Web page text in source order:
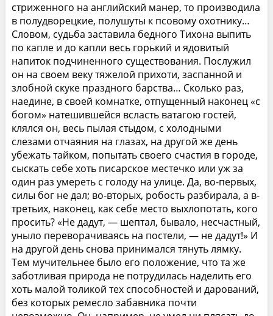
стриженного на английский манер, то производила
в полудворецкие, полушуты к псовому охотнику…
Словом, судьба заставила бедного Тихона выпить
по капле и до капли весь горький и ядовитый
напиток подчиненного существования. Послужил
он на своем веку тяжелой прихоти, заспанной и
злобной скуке праздного барства… Сколько раз,
наедине, в своей комнатке, отпущенный наконец «с
богом» натешившейся всласть ватагою гостей,
клялся он, весь пылая стыдом, с холодными
слезами отчаяния на глазах, на другой же день
убежать тайком, попытать своего счастия в городе,
сыскать себе хоть писарское местечко или уж за
один раз умереть с голоду на улице. Да, во-первых,
силы бог не дал; во-вторых, робость разбирала, а в-
третьих, наконец, как себе место выхлопотать, кого
просить? «Не дадут, — шептал, бывало, несчастный,
уныло переворачиваясь на постели, — не дадут!» И
на другой день снова принимался тянуть лямку.
Тем мучительнее было его положение, что та же
заботливая природа не потрудилась наделить его
хоть малой толикой тех способностей и дарований,
без которых ремесло забавника почти